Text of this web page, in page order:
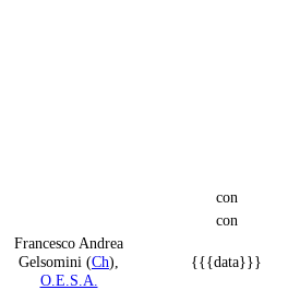
con
con
Francesco Andrea
Gelsomini (Ch),
O.E.S.A.
{{{data}}}